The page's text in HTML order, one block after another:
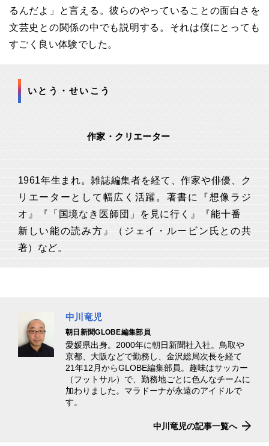
るんだよ」と言える。彼らのやっていることの面白さを
文芸史との関係の中でも説明する。それは僕にとっても
すごく良い体験でした。
いとう・せいこう
作家・クリエーター
1961年生まれ。雑誌編集者を経て、作家や俳優、ク
リエーターとして幅広く活躍。著書に『想像ラジ
オ』『「国境なき医師団」を見に行く』『能十番
新しい能の読み方』（ジェイ・ルービン氏との共
著）など。
中川竜児
朝日新聞GLOBE編集部員
愛媛県出身。2000年に朝日新聞社入社。鳥取や
京都、大阪などで勤務し、金沢総局次長を経て
21年12月からGLOBE編集部員。趣味はサッカー
（フットサル）で、勤務地ごとに色んなチームに
加わりました。マラドーナが永遠のアイドルで
す。
中川竜児の記事一覧へ